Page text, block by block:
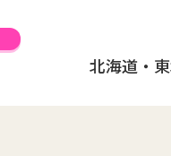
北海道・